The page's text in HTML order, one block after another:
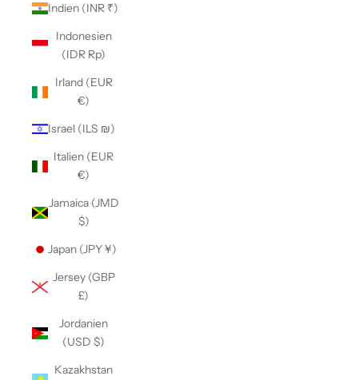
Indien (INR ₹)
Indonesien
(IDR Rp)
Irland (EUR
€)
Israel (ILS ₪)
Italien (EUR
€)
Jamaica (JMD
$)
Japan (JPY ¥)
Jersey (GBP
£)
Jordanien
(USD $)
Kazakhstan